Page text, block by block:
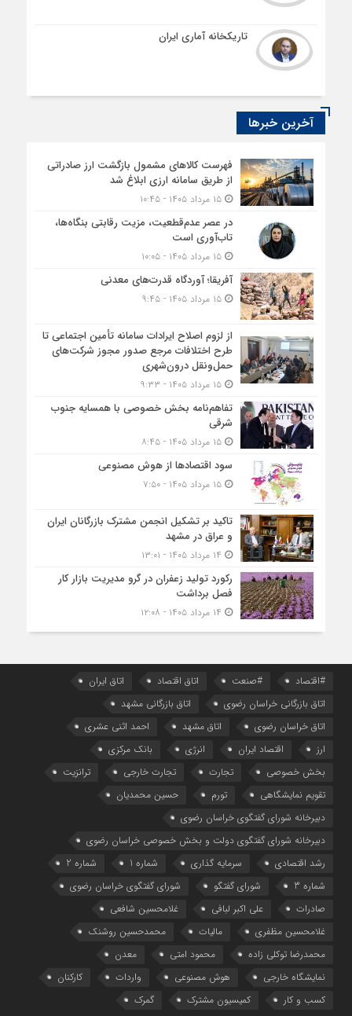
تاریکخانه آماری ایران
آخرین خبرها
فهرست کالاهای مشمول بازگشت ارز صادراتی
از طریق سامانه ارزی ابلاغ شد
۱۵ مرداد ۱۴۰۵ - ۱۰:۴۵
در عصر عدم‌قطعیت، مزیت رقابتی بنگاه‌ها،
تاب‌آوری است
۱۵ مرداد ۱۴۰۵ - ۱۰:۰۵
آفریقا؛ آوردگاه قدرت‌های معدنی
۱۵ مرداد ۱۴۰۵ - ۹:۴۵
از لزوم اصلاح ایرادات سامانه تأمین اجتماعی تا
طرح اختلافات مرجع صدور مجوز شرکت‌های
حمل‌ونقل درون‌شهری
۱۵ مرداد ۱۴۰۵ - ۹:۳۳
تفاهم‌نامه بخش خصوصی با همسایه جنوب
شرقی
۱۵ مرداد ۱۴۰۵ - ۸:۴۵
سود اقتصاد‌ها از هوش مصنوعی
۱۵ مرداد ۱۴۰۵ - ۷:۵۰
تاکید بر تشکیل انجمن مشترک بازرگانان ایران
و عراق در مشهد
رکورد تولید زعفران در گرو مدیریت بازار کار
فصل برداشت
#اقتصاد #صنعت اتاق اقتصاد
اتاق ایران
اتاق بازرگانی خراسان رضوی
اتاق بازرگانی مشهد
اتاق خراسان رضوی
اتاق مشهد
احمد اثنی عشری
ارز
اقتصاد ایران انرژی
بانک مرکزی
بخش خصوصی
تجارت تجارت خارجی
ترانزیت
تقویم نمایشگاهی
تورم
حسین محمدیان
دبیرخانه شورای گفتگوی خراسان رضوی
دبیرخانه شورای گفتگوی دولت و بخش خصوصی خراسان رضوی
رشد اقتصادی
سرمایه گذاری شماره 1
شماره 2
شماره 3
شورای گفتگو
شورای گفتگوی خراسان رضوی
صادرات
علی اکبر لبافی
غلامحسین شافعی
غلامحسین مظفری
مالیات
محمدحسین روشنک
محمدرضا توکلی زاده
محمود امتی
معدن
نمایشگاه خارجی
هوش مصنوعی واردات
کارکنان
کسب و کار
کمیسیون مشترک گمرک